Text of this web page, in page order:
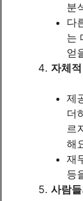
분
다
는
얻
자체
제
더
르
해
재
등
사람